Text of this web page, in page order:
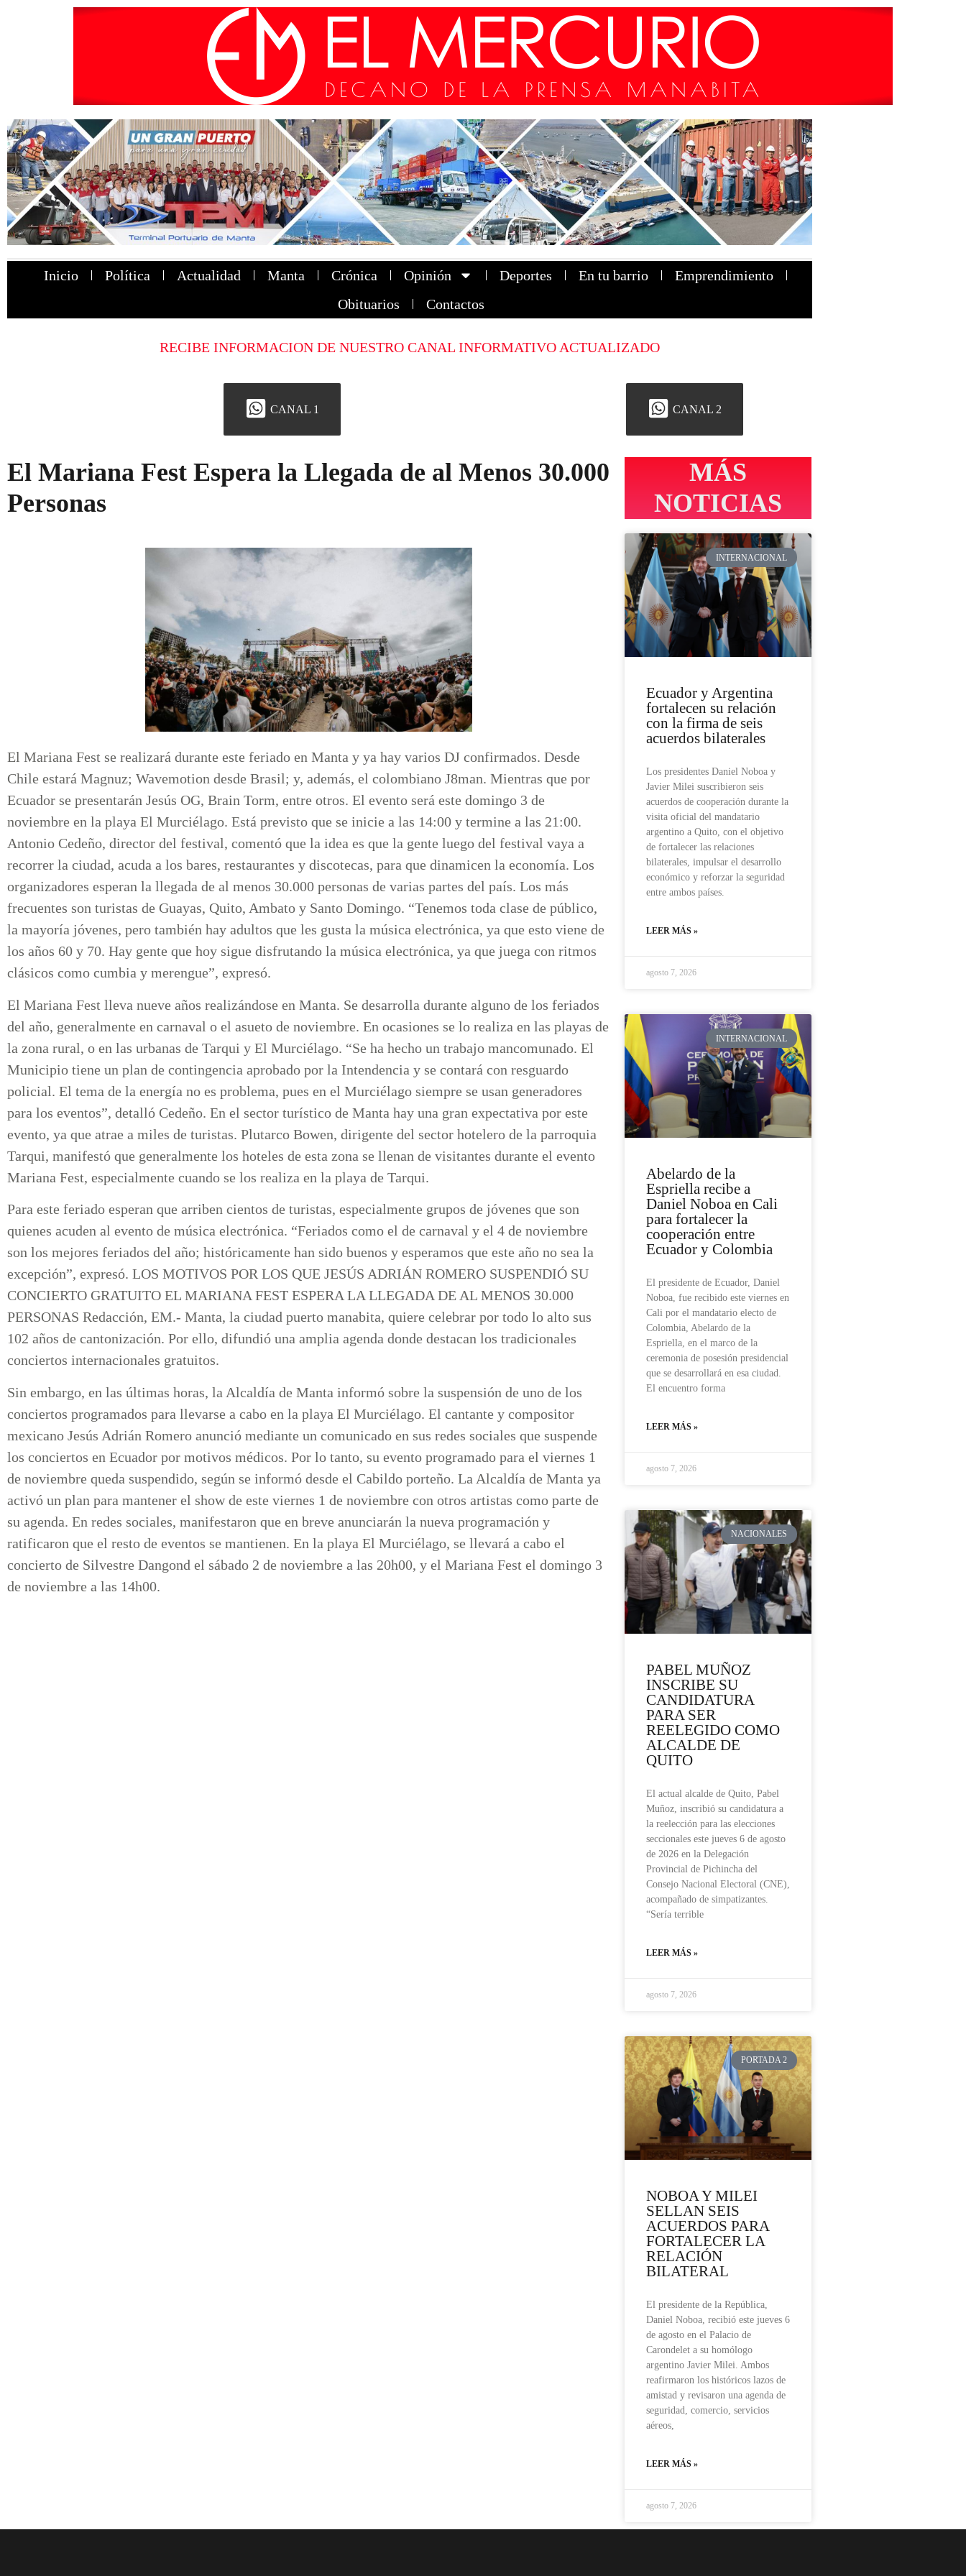
Inicio Política Actualidad Manta Crónica Opinión Deportes En tu barrio
Emprendimiento
Obituarios
Contactos
RECIBE INFORMACION DE NUESTRO CANAL INFORMATIVO ACTUALIZADO
CANAL 1 CANAL 2
El Mariana Fest Espera la Llegada de al Menos 30.000
Personas
El Mariana Fest se realizará durante este feriado en Manta y ya hay varios DJ confirmados. Desde
Chile estará Magnuz; Wavemotion desde Brasil; y, además, el colombiano J8man. Mientras que por
Ecuador se presentarán Jesús OG, Brain Torm, entre otros. El evento será este domingo 3 de
noviembre en la playa El Murciélago. Está previsto que se inicie a las 14:00 y termine a las 21:00.
Antonio Cedeño, director del festival, comentó que la idea es que la gente luego del festival vaya a
recorrer la ciudad, acuda a los bares, restaurantes y discotecas, para que dinamicen la economía. Los
organizadores esperan la llegada de al menos 30.000 personas de varias partes del país. Los más
frecuentes son turistas de Guayas, Quito, Ambato y Santo Domingo. “Tenemos toda clase de público,
la mayoría jóvenes, pero también hay adultos que les gusta la música electrónica, ya que esto viene de
los años 60 y 70. Hay gente que hoy sigue disfrutando la música electrónica, ya que juega con ritmos
clásicos como cumbia y merengue”, expresó.
El Mariana Fest lleva nueve años realizándose en Manta. Se desarrolla durante alguno de los feriados
del año, generalmente en carnaval o el asueto de noviembre. En ocasiones se lo realiza en las playas de
la zona rural, o en las urbanas de Tarqui y El Murciélago. “Se ha hecho un trabajo mancomunado. El
Municipio tiene un plan de contingencia aprobado por la Intendencia y se contará con resguardo
policial. El tema de la energía no es problema, pues en el Murciélago siempre se usan generadores
para los eventos”, detalló Cedeño. En el sector turístico de Manta hay una gran expectativa por este
evento, ya que atrae a miles de turistas. Plutarco Bowen, dirigente del sector hotelero de la parroquia
Tarqui, manifestó que generalmente los hoteles de esta zona se llenan de visitantes durante el evento
Mariana Fest, especialmente cuando se los realiza en la playa de Tarqui.
Para este feriado esperan que arriben cientos de turistas, especialmente grupos de jóvenes que son
quienes acuden al evento de música electrónica. “Feriados como el de carnaval y el 4 de noviembre
son los mejores feriados del año; históricamente han sido buenos y esperamos que este año no sea la
excepción”, expresó. LOS MOTIVOS POR LOS QUE JESÚS ADRIÁN ROMERO SUSPENDIÓ SU
CONCIERTO GRATUITO EL MARIANA FEST ESPERA LA LLEGADA DE AL MENOS 30.000
PERSONAS Redacción, EM.- Manta, la ciudad puerto manabita, quiere celebrar por todo lo alto sus
102 años de cantonización. Por ello, difundió una amplia agenda donde destacan los tradicionales
conciertos internacionales gratuitos.
Sin embargo, en las últimas horas, la Alcaldía de Manta informó sobre la suspensión de uno de los
conciertos programados para llevarse a cabo en la playa El Murciélago. El cantante y compositor
mexicano Jesús Adrián Romero anunció mediante un comunicado en sus redes sociales que suspende
los conciertos en Ecuador por motivos médicos. Por lo tanto, su evento programado para el viernes 1
de noviembre queda suspendido, según se informó desde el Cabildo porteño. La Alcaldía de Manta ya
activó un plan para mantener el show de este viernes 1 de noviembre con otros artistas como parte de
su agenda. En redes sociales, manifestaron que en breve anunciarán la nueva programación y
ratificaron que el resto de eventos se mantienen. En la playa El Murciélago, se llevará a cabo el
concierto de Silvestre Dangond el sábado 2 de noviembre a las 20h00, y el Mariana Fest el domingo 3
de noviembre a las 14h00.
MÁS
NOTICIAS
INTERNACIONAL
Ecuador y Argentina
fortalecen su relación
con la firma de seis
acuerdos bilaterales
Los presidentes Daniel Noboa y
Javier Milei suscribieron seis
acuerdos de cooperación durante la
visita oficial del mandatario
argentino a Quito, con el objetivo
de fortalecer las relaciones
bilaterales, impulsar el desarrollo
económico y reforzar la seguridad
entre ambos países.
LEER MÁS »
agosto 7, 2026
INTERNACIONAL
Abelardo de la
Espriella recibe a
Daniel Noboa en Cali
para fortalecer la
cooperación entre
Ecuador y Colombia
El presidente de Ecuador, Daniel
Noboa, fue recibido este viernes en
Cali por el mandatario electo de
Colombia, Abelardo de la
Espriella, en el marco de la
ceremonia de posesión presidencial
que se desarrollará en esa ciudad.
El encuentro forma
LEER MÁS »
agosto 7, 2026
NACIONALES
PABEL MUÑOZ
INSCRIBE SU
CANDIDATURA
PARA SER
REELEGIDO COMO
ALCALDE DE
QUITO
El actual alcalde de Quito, Pabel
Muñoz, inscribió su candidatura a
la reelección para las elecciones
seccionales este jueves 6 de agosto
de 2026 en la Delegación
Provincial de Pichincha del
Consejo Nacional Electoral (CNE),
acompañado de simpatizantes.
“Sería terrible
LEER MÁS »
agosto 7, 2026
PORTADA 2
NOBOA Y MILEI
SELLAN SEIS
ACUERDOS PARA
FORTALECER LA
RELACIÓN
BILATERAL
El presidente de la República,
Daniel Noboa, recibió este jueves 6
de agosto en el Palacio de
Carondelet a su homólogo
argentino Javier Milei. Ambos
reafirmaron los históricos lazos de
amistad y revisaron una agenda de
seguridad, comercio, servicios
aéreos,
LEER MÁS »
agosto 7, 2026